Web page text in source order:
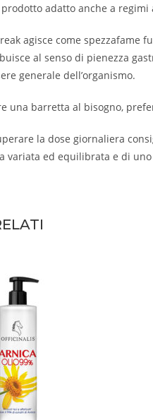
adatto anche a
agisce come
al senso di pienezza
generale dell’organismo.
una barretta al bisogno,
la dose giornaliera
variata ed equilibrata e di